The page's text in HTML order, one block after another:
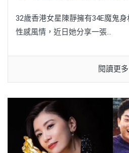
32歲香港女星陳靜擁有34E魔鬼
性感風情，近日她分享一張...
閱讀更多